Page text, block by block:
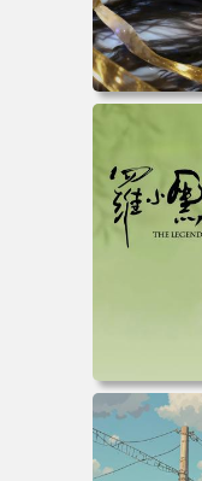
电脑壁纸 动
160 电脑桌
电脑壁纸 动
鹿野师姐 电